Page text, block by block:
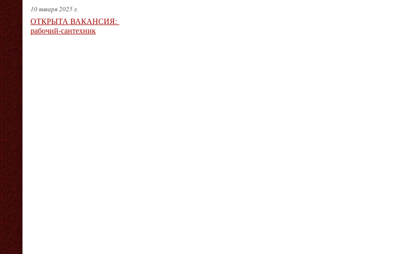
10 января 2025 г.
ОТКРЫТА ВАКАНСИЯ:
рабочий-сантехник